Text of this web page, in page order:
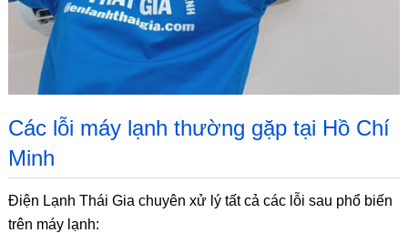
Các lỗi máy lạnh thường gặp tại Hồ Chí
Minh
Điện Lạnh Thái Gia chuyên xử lý tất cả các lỗi sau phổ biến
trên máy lạnh: